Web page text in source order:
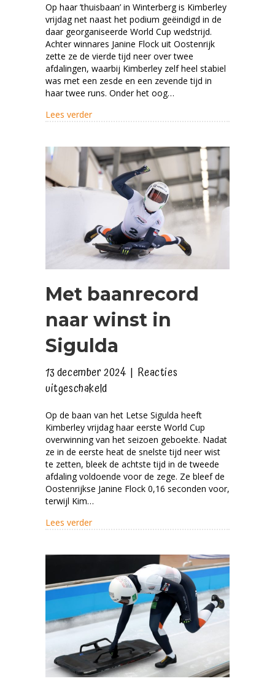
naast
Winterberg
Op haar ’thuisbaan’ in Winterberg is Kimberley
vrijdag net naast het podium geëindigd in de
daar georganiseerde World Cup wedstrijd.
Achter winnares Janine Flock uit Oostenrijk
zette ze de vierde tijd neer over twee
afdalingen, waarbij Kimberley zelf heel stabiel
was met een zesde en een zevende tijd in
haar twee runs. Onder het oog…
Lees verderabout Net naast het podium in Winterberg
Met baanrecord
naar winst in
Sigulda
13 december 2024 | Reacties
uitgeschakeldvoor
baanrecord
naar
winst
in
Sigulda
Op de baan van het Letse Sigulda heeft
Kimberley vrijdag haar eerste World Cup
overwinning van het seizoen geboekte. Nadat
ze in de eerste heat de snelste tijd neer wist
te zetten, bleek de achtste tijd in de tweede
afdaling voldoende voor de zege. Ze bleef de
Oostenrijkse Janine Flock 0,16 seconden voor,
terwijl Kim…
Lees verderabout Met baanrecord naar winst in Sigulda